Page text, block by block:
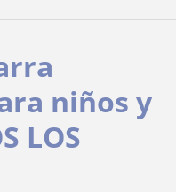
niños y
LOS